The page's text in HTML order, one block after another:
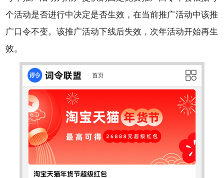
个活动是否进行中决定是否生效，在当前推广活动中该推
广口令不变。该推广活动下线后失效，次年活动开始再生
效。